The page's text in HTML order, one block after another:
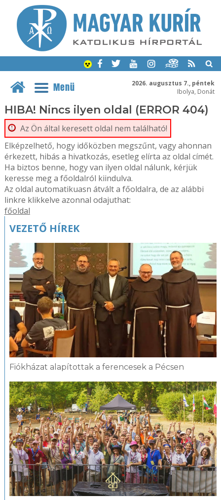
2026. augusztus 7., péntek
Ibolya, Donát
Menü
HIBA! Nincs ilyen oldal (ERROR 404)
Az Ön által keresett oldal nem található!
Elképzelhető, hogy időközben megszűnt, vagy ahonnan
érkezett, hibás a hivatkozás, esetleg elírta az oldal címét.
Ha biztos benne, hogy van ilyen oldal nálunk, kérjük
keresse meg a főoldalról kiindulva.
Az oldal automatikuasn átvált a főoldalra, de az alábbi
linkre klikkelve azonnal odajuthat:
főoldal
VEZETŐ HÍREK
Fiókházat alapítottak a ferencesek a Pécsen